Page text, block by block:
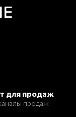
для продаж
продаж